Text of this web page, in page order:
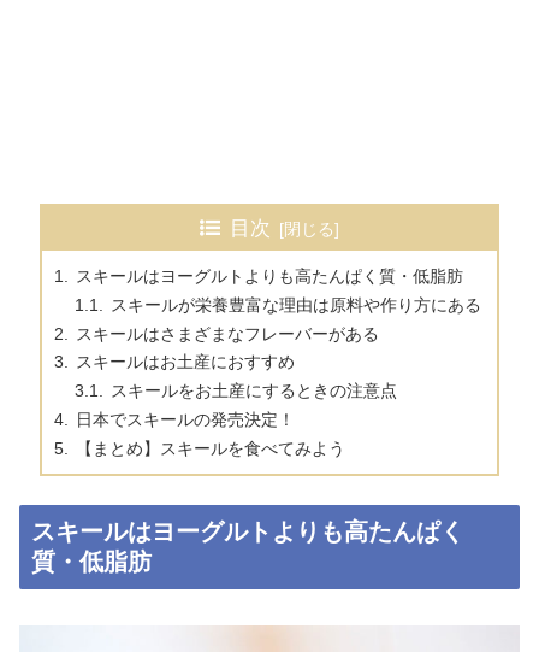
目次
スキールはヨーグルトよりも高たんぱく質・低脂肪
スキールが栄養豊富な理由は原料や作り方にある
スキールはさまざまなフレーバーがある
スキールはお土産におすすめ
スキールをお土産にするときの注意点
日本でスキールの発売決定！
【まとめ】スキールを食べてみよう
スキールはヨーグルトよりも高たんぱく
質・低脂肪